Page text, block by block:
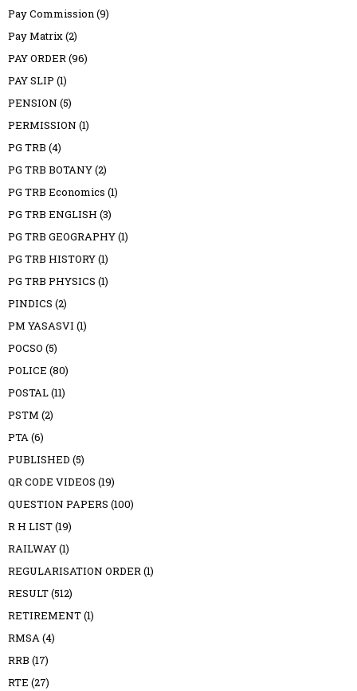
Pay Commission(9)
Pay Matrix(2)
PAY ORDER(96)
PAY SLIP (1)
PENSION (5)
PERMISSION (1)
PG TRB (4)
PG TRB BOTANY(2)
PG TRB Economics (1)
PG TRB ENGLISH (3)
PG TRB GEOGRAPHY(1)
PG TRB HISTORY(1)
PG TRB PHYSICS (1)
PINDICS (2)
PM YASASVI (1)
POCSO (5)
POLICE (80)
POSTAL(11)
PSTM (2)
PTA(6)
PUBLISHED (5)
QR CODE VIDEOS (19)
QUESTION PAPERS (100)
R H LIST(19)
RAILWAY(1)
REGULARISATION ORDER(1)
RESULT(512)
RETIREMENT(1)
RMSA(4)
RRB (17)
RTE (27)